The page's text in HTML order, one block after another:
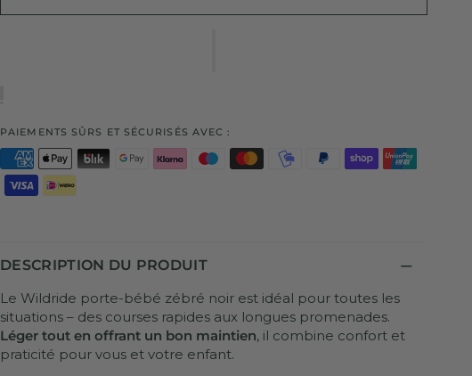
PAIEMENTS SÛRS ET SÉCURISÉS AVEC :
DESCRIPTION DU PRODUIT
Le Wildride porte-bébé zébré noir est idéal pour toutes les
situations – des courses rapides aux longues promenades.
Léger tout en offrant un bon maintien, il combine confort et
praticité pour vous et votre enfant.